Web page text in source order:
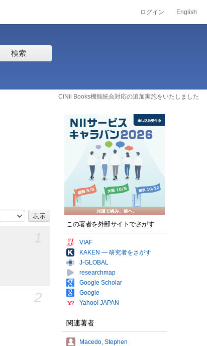
ログイン English
検索
CiNii Books機能統合対応の追加実施をいたしました
2
この著者を外部サイトでさがす
VIAF
KAKEN — 研究者をさがす
J-GLOBAL
researchmap
Google Scholar
Google
Yahoo! JAPAN
関連著者
Macedo, Stephen